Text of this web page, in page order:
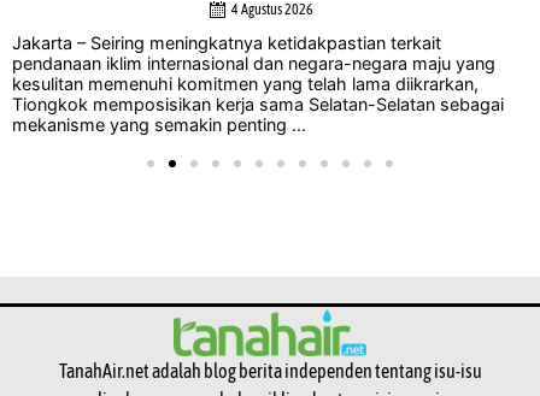
4 Agustus 2026
Jakarta – Seiring meningkatnya ketidakpastian terkait
pendanaan iklim internasional dan negara-negara maju yang
kesulitan memenuhi komitmen yang telah lama diikrarkan,
Tiongkok memposisikan kerja sama Selatan-Selatan sebagai
mekanisme yang semakin penting ...
TanahAir.net adalah blog berita independen tentang isu-isu